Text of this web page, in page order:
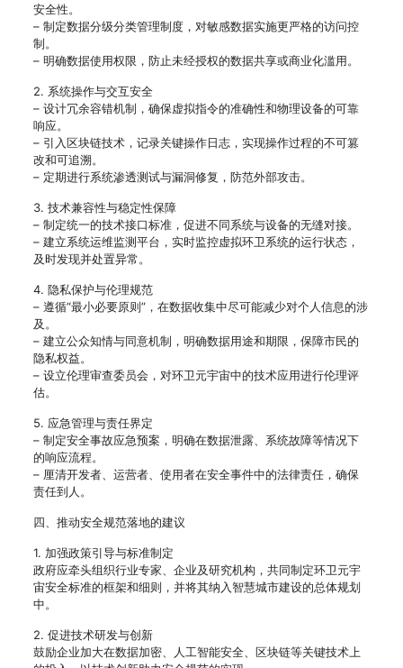
安全性。
– 制定数据分级分类管理制度，对敏感数据实施更严格的访问控
制。
– 明确数据使用权限，防止未经授权的数据共享或商业化滥用。
2. 系统操作与交互安全
– 设计冗余容错机制，确保虚拟指令的准确性和物理设备的可靠
响应。
– 引入区块链技术，记录关键操作日志，实现操作过程的不可篡
改和可追溯。
– 定期进行系统渗透测试与漏洞修复，防范外部攻击。
3. 技术兼容性与稳定性保障
– 制定统一的技术接口标准，促进不同系统与设备的无缝对接。
– 建立系统运维监测平台，实时监控虚拟环卫系统的运行状态，
及时发现并处置异常。
4. 隐私保护与伦理规范
– 遵循“最小必要原则”，在数据收集中尽可能减少对个人信息的涉
及。
– 建立公众知情与同意机制，明确数据用途和期限，保障市民的
隐私权益。
– 设立伦理审查委员会，对环卫元宇宙中的技术应用进行伦理评
估。
5. 应急管理与责任界定
– 制定安全事故应急预案，明确在数据泄露、系统故障等情况下
的响应流程。
– 厘清开发者、运营者、使用者在安全事件中的法律责任，确保
责任到人。
四、推动安全规范落地的建议
1. 加强政策引导与标准制定
政府应牵头组织行业专家、企业及研究机构，共同制定环卫元宇
宙安全标准的框架和细则，并将其纳入智慧城市建设的总体规划
中。
2. 促进技术研发与创新
鼓励企业加大在数据加密、人工智能安全、区块链等关键技术上